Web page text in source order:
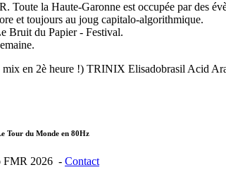
Toute la Haute-Garonne est occupée par des
et toujours au joug capitalo-algorithmique.
Bruit du Papier - Festival.
en 2è heure !) TRINIX Elisadobrasil Acid
Tour du Monde en 80Hz
FMR 2026 - Contact